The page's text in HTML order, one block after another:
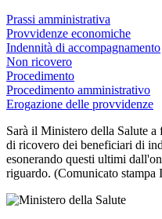
Prassi amministrativa
Provvidenze economiche
Indennità di accompagnamento
Non ricovero
Procedimento
Procedimento amministrativo
Erogazione delle provvidenze
Sarà il Ministero della Salute
di ricovero dei beneficiari di
esonerando questi ultimi
riguardo. (Comunicato stampa